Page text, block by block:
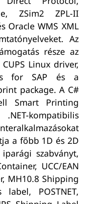
ZSim2 ZPL-II
Oracle WMS XML
Az
része az
Linux driver,
for SAP és a
package. A C#
Smart Printing
kompatibilis
a főbb 1D és 2D
szabványt,
UCC/EAN
MH10.8 Shipping
POSTNET,